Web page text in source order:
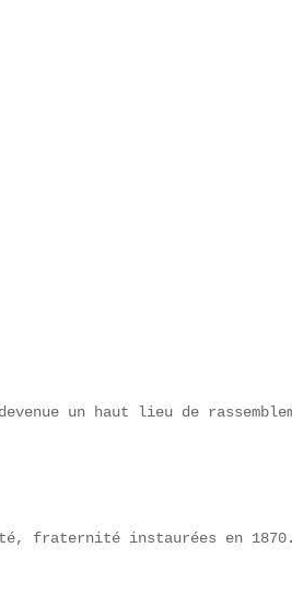
un haut lieu de
fraternité instaurées en